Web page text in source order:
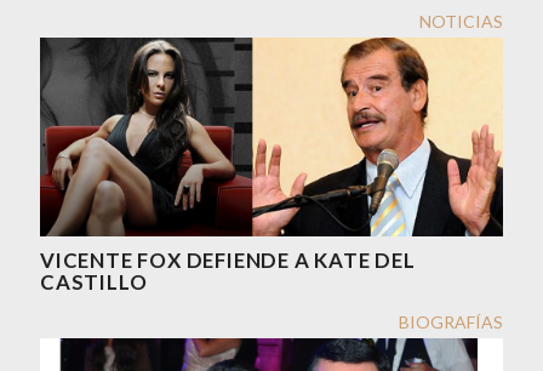
NOTICIAS
VICENTE FOX DEFIENDE A KATE DEL
CASTILLO
BIOGRAFÍAS